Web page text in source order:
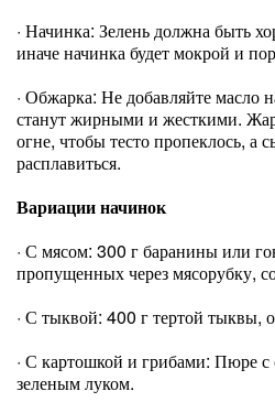
· Начинка: Зелень должна быть
иначе начинка будет мокрой и
· Обжарка: Не добавляйте масло
станут жирными и жесткими.
огне, чтобы тесто пропеклось, а
расплавиться.
Вариации начинок
· С мясом: 300 г баранины или
пропущенных через мясорубку,
· С тыквой: 400 г тертой тыквы,
· С картошкой и грибами: Пюре
зеленым луком.